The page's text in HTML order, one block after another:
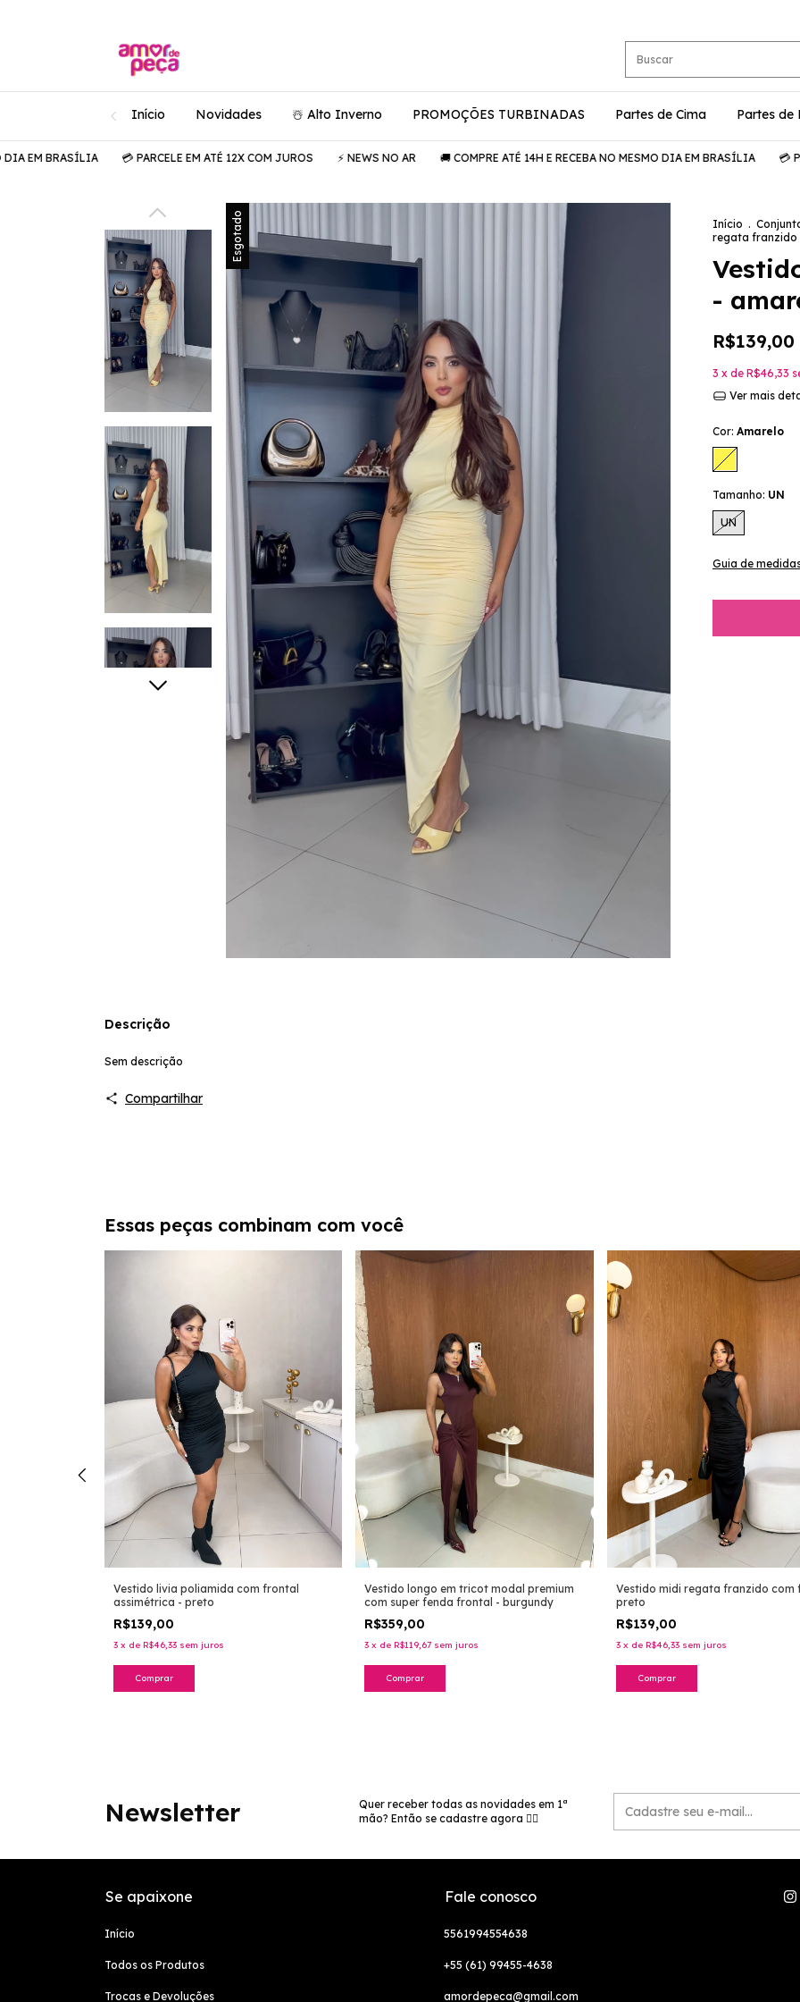
Início Novidades ☃️ Alto Inverno PROMOÇÕES TURBINADAS Partes de Cima Partes de
💳 PARCELE EM ATÉ 12X COM JUROS ⚡️ NEWS NO AR 🚚 COMPRE ATÉ 14H E RECEBA NO MESMO DIA EM BRASÍLIA 💳 PARCELE
Esgotado Início .
regata franzido
-
R$139,00
3 x de R$46,33
Ver mais
Cor: Amarelo
Tamanho: UN
UN
Guia de
Descrição
Sem descrição
Compartilhar
Essas peças combinam com você
Vestido livia poliamida com frontal
assimétrica - preto
R$139,00
3 x de R$46,33 sem juros
Comprar
Vestido longo em tricot modal premium
com super fenda frontal - burgundy
R$359,00
3 x deR$119,67 sem juros
Comprar
Vestido midi regata franzido com
preto
R$139,00
3 x de R$46,33 sem juros
Comprar
Newsletter
Quer receber todas as novidades em 1ª
mão? Então se cadastre agora 👉🏻
Se apaixone
Início
Todos os Produtos
Trocas e Devoluções
Fale conosco
5561994554638
+55 (61) 99455-4638
amordepeca@gmail.com